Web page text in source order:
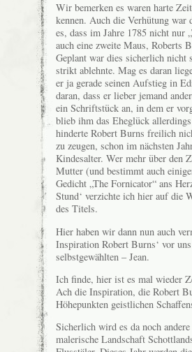
Wir bemerken es waren harte
kennen. Auch die Verhütung war
es, dass im Jahre 1785 nicht nur
auch eine zweite Maus, Roberts
Geplant war dies sicherlich nicht
strikt ablehnte. Mag es daran
er ja gerade seinen Aufstieg in
daran, dass er lieber jemand
ein Schriftstück an, in dem er
blieb ihm das Eheglück
hinderte Robert Burns freilich
zu zeugen, schon im nächsten
Kindesalter. Wer mehr über den
Mutter (und bestimmt auch
Gedicht „The Fornicator“ ans
Stund‘ verzichte ich hier auf die
des Titels.
Hier haben wir dann nun auch
Inspiration Robert Burns‘ vor
selbstgewählten – Jean.
Ich finde, hier ist es mal wieder
Ach die Inspiration, die Robert
Höhepunkten geistlichen
Sicherlich wird es da noch
malerische Landschaft